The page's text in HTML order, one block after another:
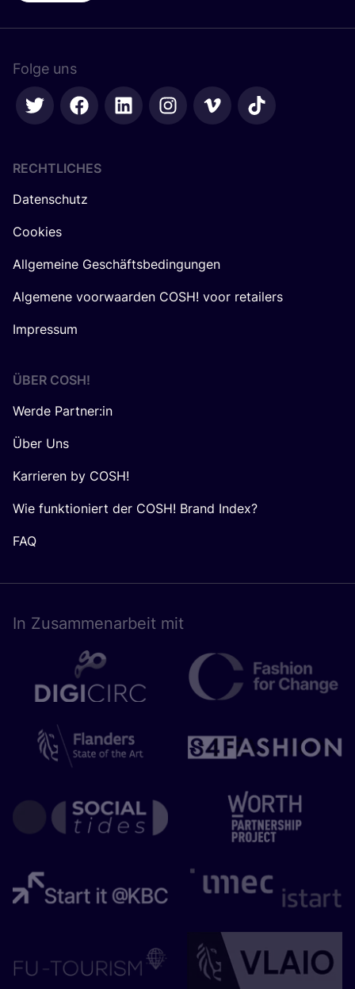
Folge uns
RECHTLICHES
Datenschutz
Cookies
Allgemeine Geschäftsbedingungen
Algemene voorwaarden COSH! voor retailers
Impressum
ÜBER COSH!
Werde Partner:in
Über Uns
Karrieren by COSH!
Wie funktioniert der COSH! Brand Index?
FAQ
In Zusam­men­ar­beit mit